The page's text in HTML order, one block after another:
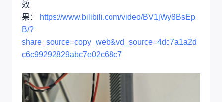
效
果：
https://www.bilibili.com/video/BV1jWy8BsEp
B/?
share_source=copy_web&vd_source=4dc7a1a2d
c6c99292829abc7e02c68c7